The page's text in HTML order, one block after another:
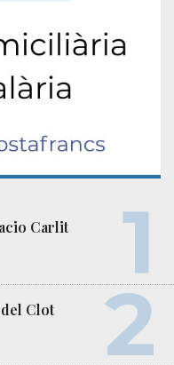
Carlit
Clot